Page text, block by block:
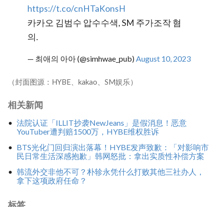
https://t.co/cnHTaKonsH
카카오 김범수 압수수색, SM 주가조작 혐
의.
— 최애의 아아 (@simhwae_pub)August 10, 2023
（封面图源：HYBE、kakao、SM娱乐）
相关新闻
法院认证「ILLIT抄袭NewJeans」是假消息！恶意
YouTuber遭判赔1500万，HYBE维权胜诉
BTS光化门回归演出落幕！HYBE发声致歉：「对影响市
民日常生活深感抱歉」韩网怒批：拿出实质性补偿方案
韩流外交非他不可？朴轸永凭什么打败其他三社办人，
拿下这项政府任命？
标签